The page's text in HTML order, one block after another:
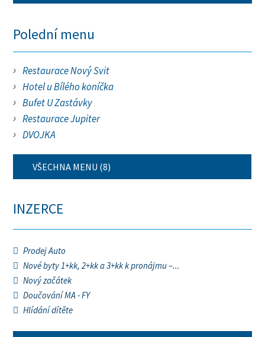
Polední menu
Restaurace Nový Svit
Hotel u Bílého koníčka
Bufet U Zastávky
Restaurace Jupiter
DVOJKA
VŠECHNA MENU (8)
INZERCE
Prodej Auto
Nové byty 1+kk, 2+kk a 3+kk k pronájmu –...
Nový začátek
Doučování MA - FY
Hlídání dítěte